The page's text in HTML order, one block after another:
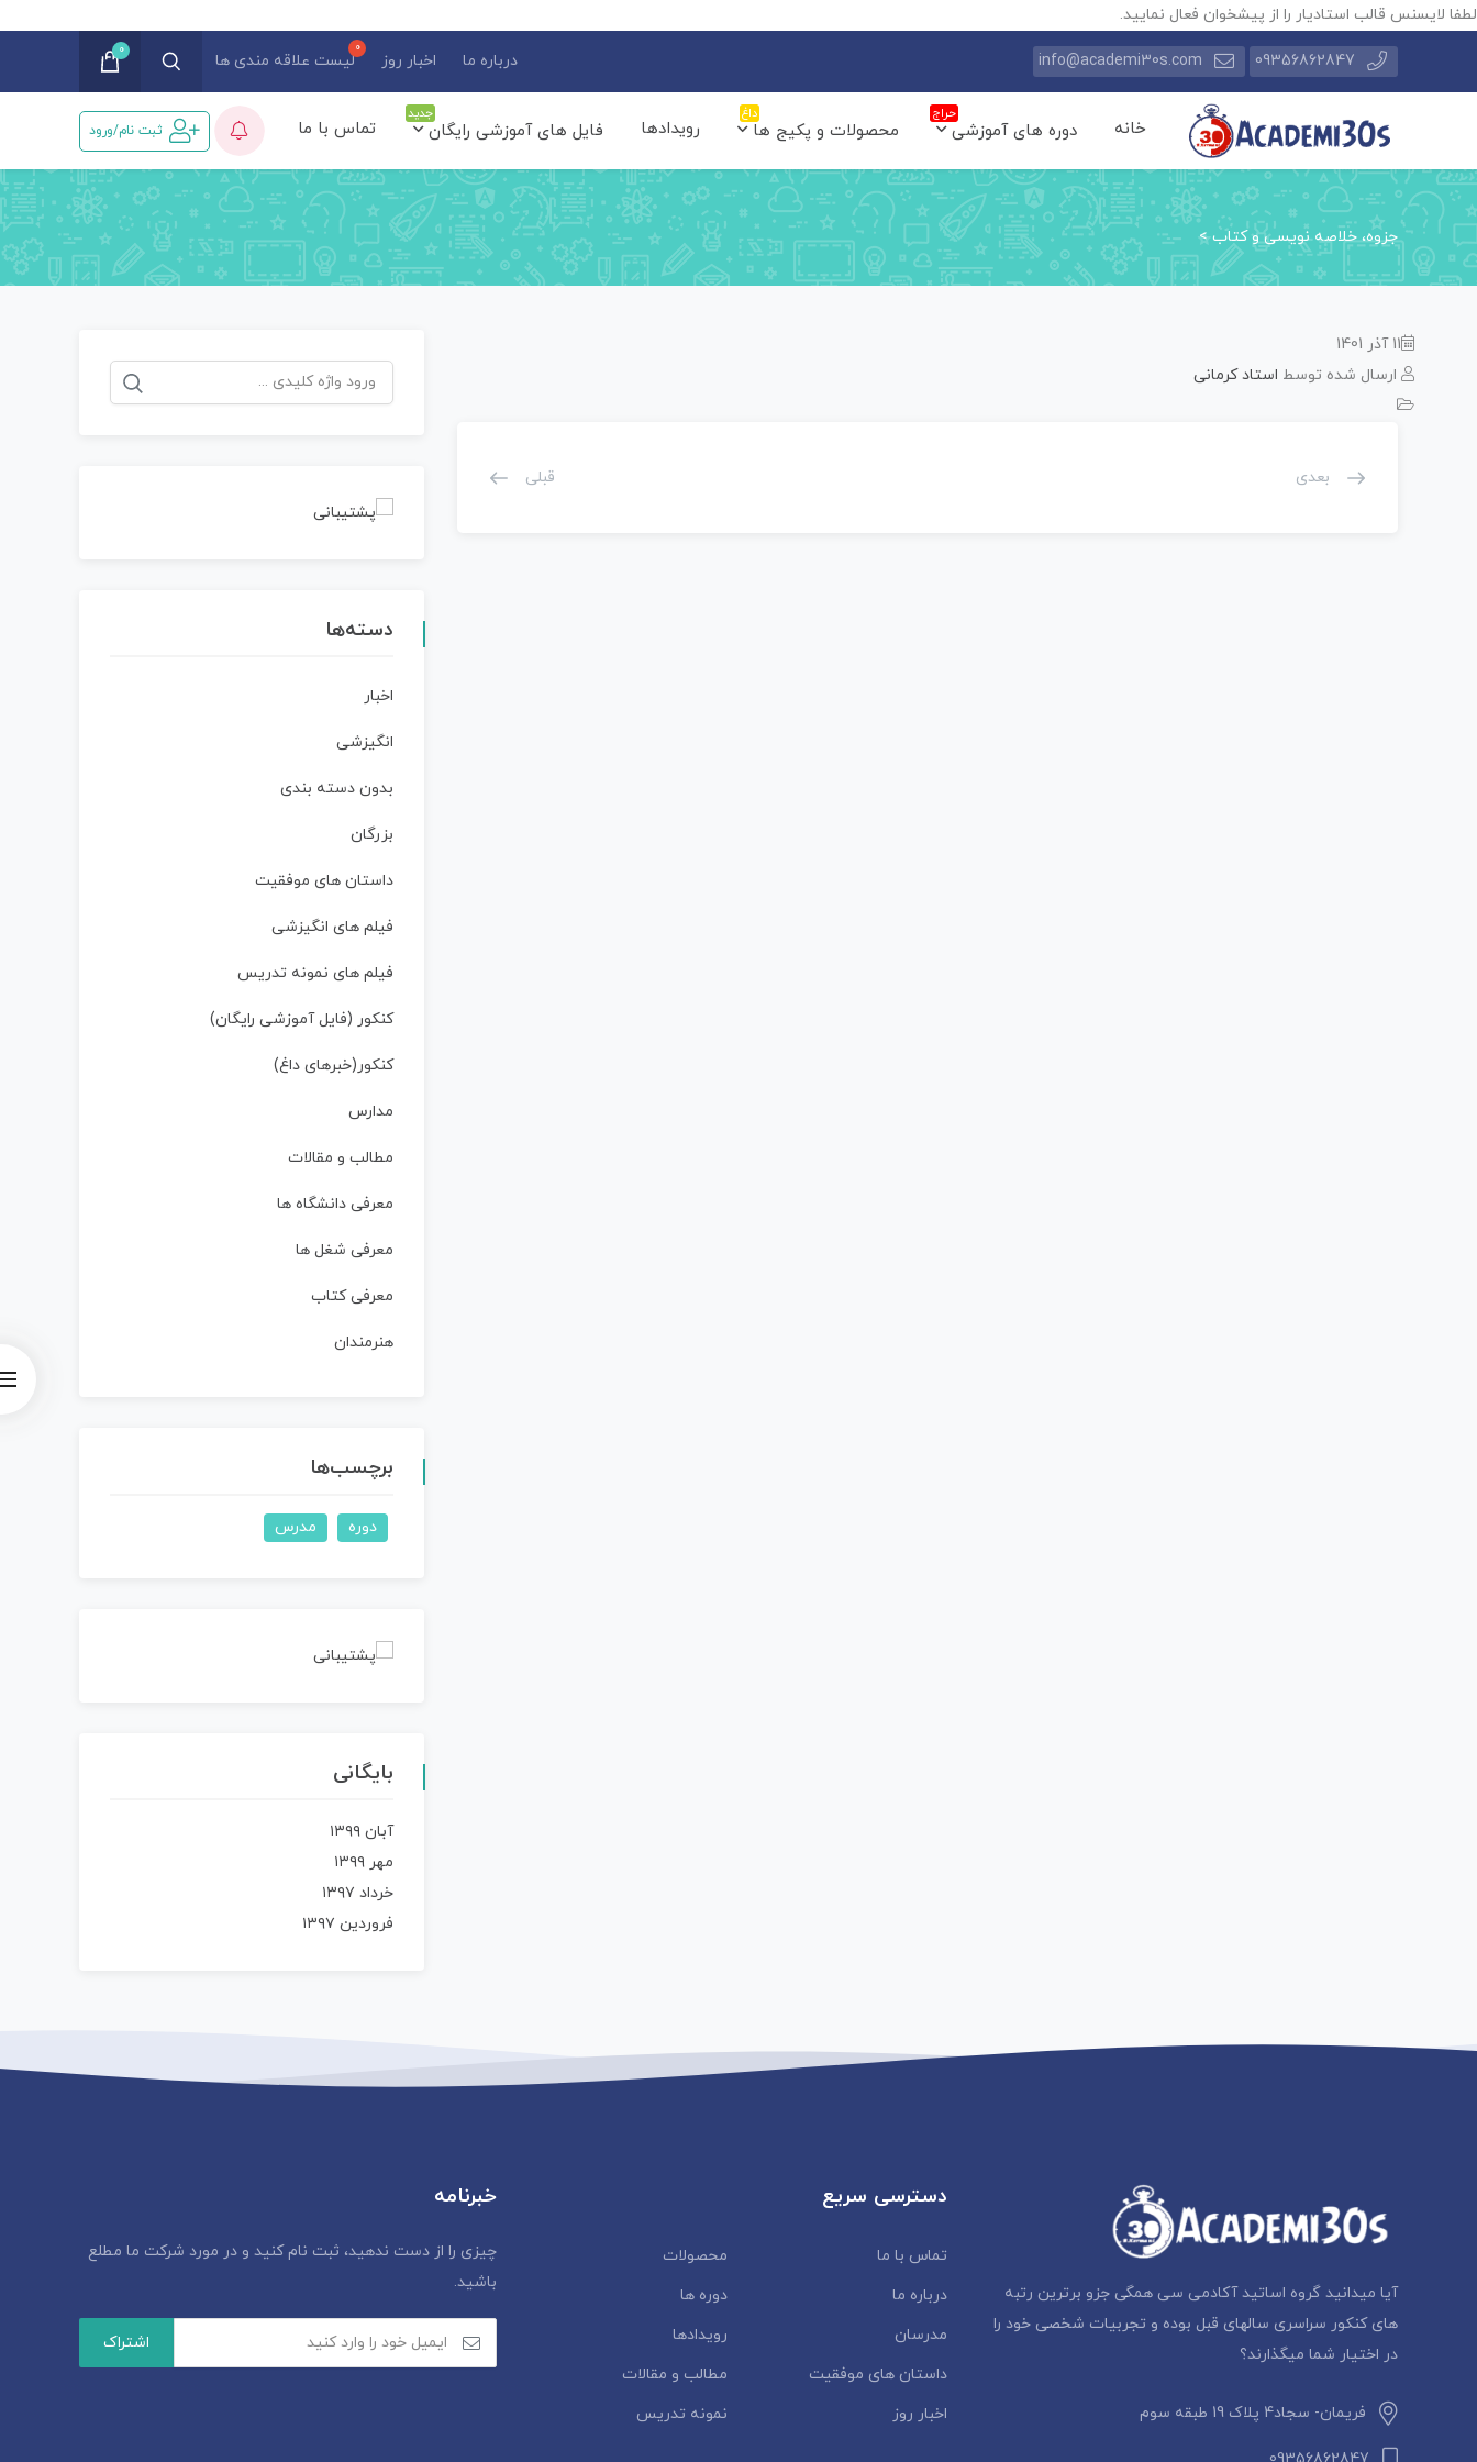
لطفا لایسنس قالب استادیار را از پیشخوان فعال نمایید.
09356862847
info@academi30s.com درباره ما اخبار روز لیست علاقه مندی ها
0
خانه دوره های آموزشی
حراج
محصولات و پکیج ها
داغ
رویدادها فایل های آموزشی رایگان
جدید
تماس با ما ثبت نام/ورود
جزوه، خلاصه نویسی و کتاب>
11 آذر 1401
ارسال شده توسط استاد کرمانی
بعدی قبلی
جستجو
برای:
دسته‌ها
اخبار
انگیزشی
بدون دسته بندی
بزرگان
داستان‌ های موفقیت
فیلم های انگیزشی
فیلم های نمونه تدریس
کنکور (فایل آموزشی رایگان)
کنکور(خبرهای داغ)
مدارس
مطالب و مقالات
معرفی دانشگاه ها
معرفی شغل ها
معرفی کتاب
هنرمندان
برچسب‌ها
دوره مدرس
بایگانی
آبان ۱۳۹۹
مهر ۱۳۹۹
خرداد ۱۳۹۷
فروردین ۱۳۹۷
آیا میدانید گروه اساتید آکادمی سی همگی جزو برترین رتبه
های کنکور سراسری سالهای قبل بوده و تجربیات شخصی خود را
در اختیار شما میگذارند؟
فریمان- سجاد4 پلاک 19 طبقه سوم
دسترسی سریع
تماس با ما
محصولات
درباره ما
دوره ها
مدرسان
رویدادها
داستان‌ های موفقیت
مطالب و مقالات
اخبار روز
نمونه تدریس
خبرنامه
چیزی را از دست ندهید، ثبت نام کنید و در مورد شرکت ما مطلع
باشید.